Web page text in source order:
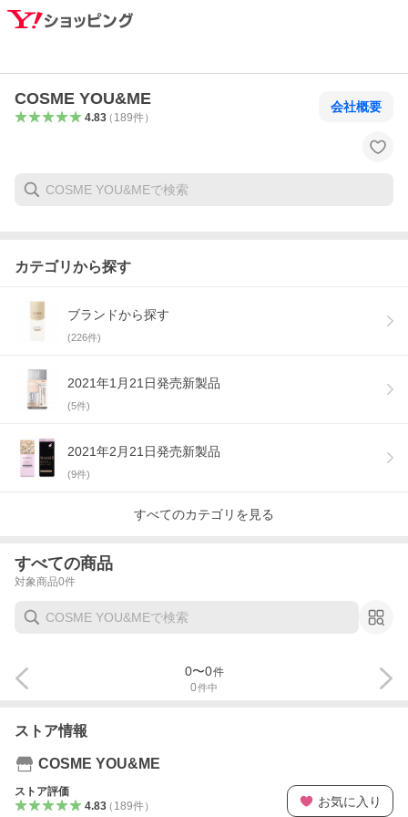
COSME YOU&ME
4.83（ 189件）
会社概要
カテゴリから探す
ブランドから探す
(226件)
2021年1月21日発売新製品
(5件)
2021年2月21日発売新製品
(9件)
すべてのカテゴリを見る
すべての商品
対象商品0件
0件中
0〜0件
ストア情報
COSME YOU&ME
ストア評価
4.83（ 189件） お気に入り